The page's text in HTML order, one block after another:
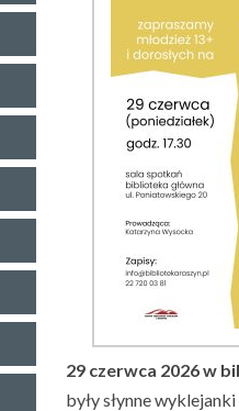
29 czerwca 2026 w
były słynne